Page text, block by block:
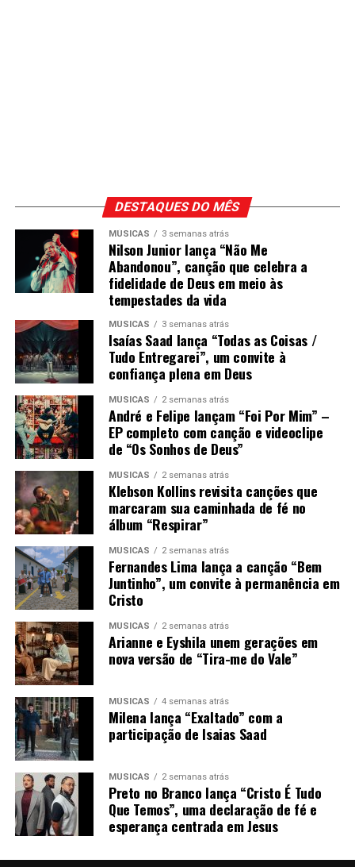
DESTAQUES DO MÊS
MÚSICAS 3 semanas atrás
Nilson Junior lança “Não Me
Abandonou”, canção que celebra a
fidelidade de Deus em meio às
tempestades da vida
MÚSICAS 3 semanas atrás
Isaías Saad lança “Todas as Coisas /
Tudo Entregarei”, um convite à
confiança plena em Deus
MÚSICAS 2 semanas atrás
André e Felipe lançam “Foi Por Mim” –
EP completo com canção e videoclipe
de “Os Sonhos de Deus”
MÚSICAS 2 semanas atrás
Klebson Kollins revisita canções que
marcaram sua caminhada de fé no
álbum “Respirar”
MÚSICAS 2 semanas atrás
Fernandes Lima lança a canção “Bem
Juntinho”, um convite à permanência em
Cristo
MÚSICAS 2 semanas atrás
Arianne e Eyshila unem gerações em
nova versão de “Tira-me do Vale”
MÚSICAS 4 semanas atrás
Milena lança “Exaltado” com a
participação de Isaias Saad
MÚSICAS 2 semanas atrás
Preto no Branco lança “Cristo É Tudo
Que Temos”, uma declaração de fé e
esperança centrada em Jesus